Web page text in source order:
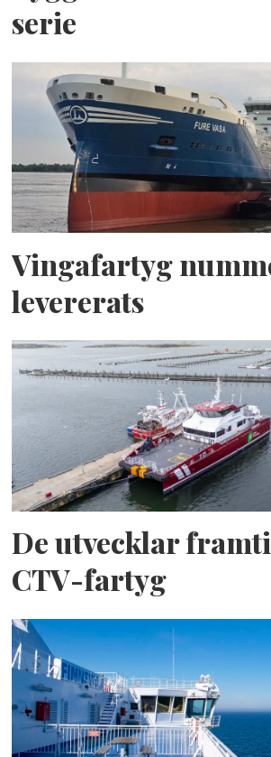
serie
Vingafartyg
levererats
De utvecklar
CTV-fartyg